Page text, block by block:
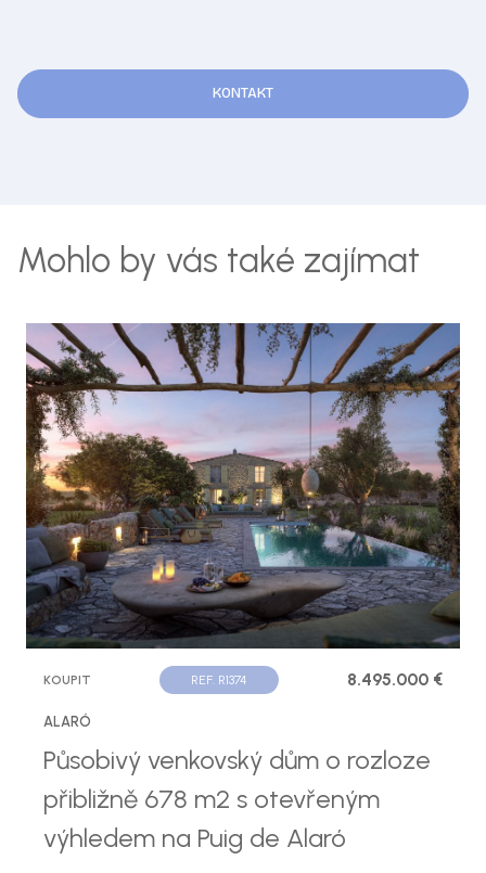
KONTAKT
Mohlo by vás také zajímat
KOUPIT REF. R1374 8.495.000 €
ALARÓ
Působivý venkovský dům o rozloze
přibližně 678 m2 s otevřeným
výhledem na Puig de Alaró